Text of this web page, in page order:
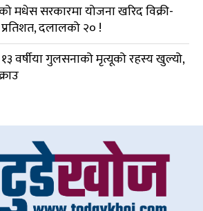
मधेस सरकारमा योजना खरिद विक्री-
प्रतिशत, दलालको २० !
वर्षीया गुलसनाको मृत्यूको रहस्य खुल्यो,